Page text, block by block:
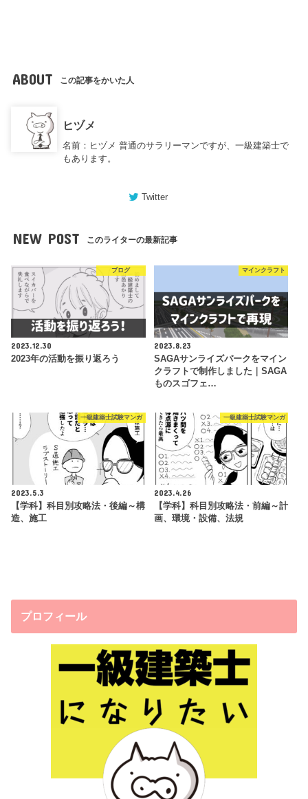
ABOUT この記事をかいた人
ヒヅメ
名前：ヒヅメ 普通のサラリーマンですが、一級建築士で
もあります。
Twitter
NEW POST このライターの最新記事
ブログ
2023.12.30
2023年の活動を振り返ろう
マインクラフト
2023.8.23
SAGAサンライズパークをマイン
クラフトで制作しました｜SAGA
ものスゴフェ…
一級建築士試験マンガ
2023.5.3
【学科】科目別攻略法・後編～構
造、施工
一級建築士試験マンガ
2023.4.26
【学科】科目別攻略法・前編～計
画、環境・設備、法規
プロフィール